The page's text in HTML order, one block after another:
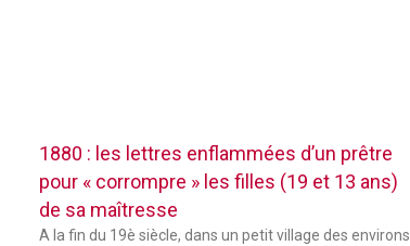
1880 : les lettres enflammées d’un prêtre
pour « corrompre » les filles (19 et 13 ans)
de sa maîtresse
A la fin du 19è siècle, dans un petit village des environs